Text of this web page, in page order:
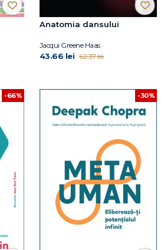
Anatomia dansului
Jacqui Greene Haas
43.66 lei 62.37 lei
-66% -30%